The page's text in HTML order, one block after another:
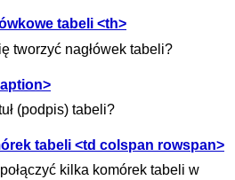
tabeli <th>
tworzyć nagłówek tabeli?
(podpis) tabeli?
tabeli <td colspan rowspan>
kilka komórek tabeli w